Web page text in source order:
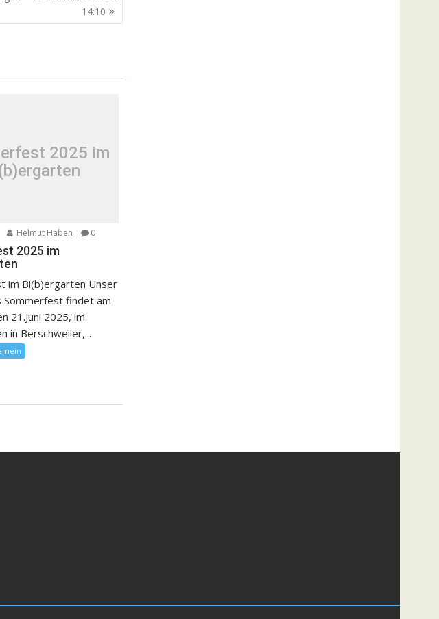
14:10
2025 im
Helmut Haben 0
2025 im
im Bi(b)ergarten Unser
Sommerfest findet am
21.Juni 2025, im
in Berschweiler,...